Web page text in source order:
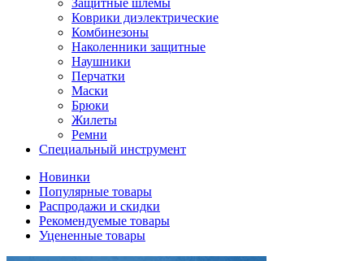
Защитные шлемы
Коврики диэлектрические
Комбинезоны
Наколенники защитные
Наушники
Перчатки
Маски
Брюки
Жилеты
Ремни
Специальный инструмент
Новинки
Популярные товары
Распродажи и скидки
Рекомендуемые товары
Уцененные товары